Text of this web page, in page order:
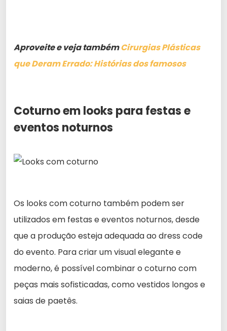
Aproveite e veja tambémCirurgias Plásticas
que Deram Errado: Histórias dos famosos
Coturno em looks para festas e
eventos noturnos
Os looks com coturno também podem ser
utilizados em festas e eventos noturnos, desde
que a produção esteja adequada ao dress code
do evento. Para criar um visual elegante e
moderno, é possível combinar o coturno com
peças mais sofisticadas, como vestidos longos e
saias de paetês.